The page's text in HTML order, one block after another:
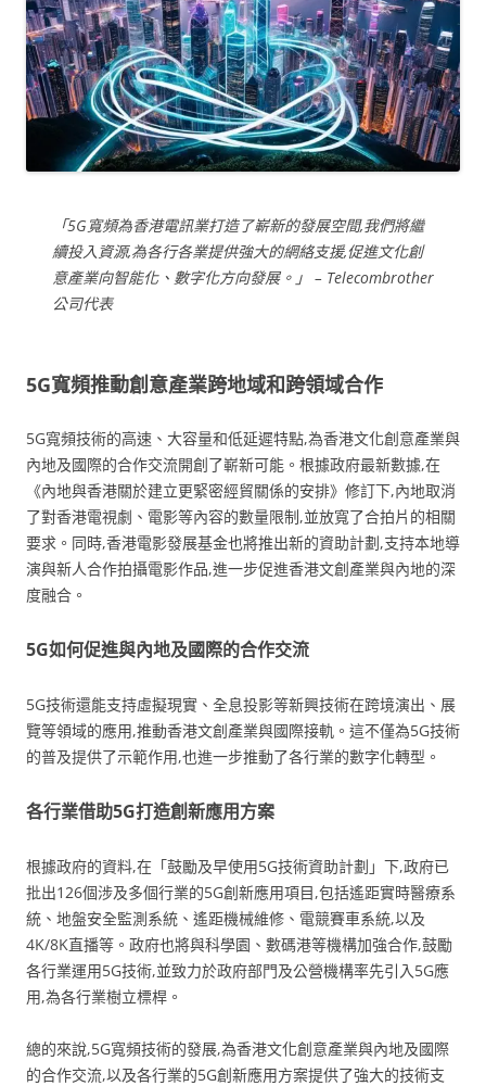
「5G寬頻為香港電訊業打造了嶄新的發展空間,我們將繼
續投入資源,為各行各業提供強大的網絡支援,促進文化創
意產業向智能化、數字化方向發展。」 – Telecombrother
公司代表
5G寬頻推動創意產業跨地域和跨領域合作
5G寬頻技術的高速、大容量和低延遲特點,為香港文化創意產業與
內地及國際的合作交流開創了嶄新可能。根據政府最新數據,在
《內地與香港關於建立更緊密經貿關係的安排》修訂下,內地取消
了對香港電視劇、電影等內容的數量限制,並放寬了合拍片的相關
要求。同時,香港電影發展基金也將推出新的資助計劃,支持本地導
演與新人合作拍攝電影作品,進一步促進香港文創產業與內地的深
度融合。
5G如何促進與內地及國際的合作交流
5G技術還能支持虛擬現實、全息投影等新興技術在跨境演出、展
覽等領域的應用,推動香港文創產業與國際接軌。這不僅為5G技術
的普及提供了示範作用,也進一步推動了各行業的數字化轉型。
各行業借助5G打造創新應用方案
根據政府的資料,在「鼓勵及早使用5G技術資助計劃」下,政府已
批出126個涉及多個行業的5G創新應用項目,包括遙距實時醫療系
統、地盤安全監測系統、遙距機械維修、電競賽車系統,以及
4K/8K直播等。政府也將與科學園、數碼港等機構加強合作,鼓勵
各行業運用5G技術,並致力於政府部門及公營機構率先引入5G應
用,為各行業樹立標桿。
總的來說,5G寬頻技術的發展,為香港文化創意產業與內地及國際
的合作交流,以及各行業的5G創新應用方案提供了強大的技術支